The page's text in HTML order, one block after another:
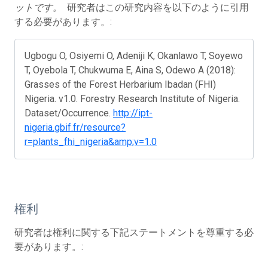
ットです。
研究者はこの研究内容を以下のように引用
する必要があります。:
Ugbogu O, Osiyemi O, Adeniji K, Okanlawo T, Soyewo
T, Oyebola T, Chukwuma E, Aina S, Odewo A (2018):
Grasses of the Forest Herbarium Ibadan (FHI)
Nigeria. v1.0. Forestry Research Institute of Nigeria.
Dataset/Occurrence. http://ipt-
nigeria.gbif.fr/resource?
r=plants_fhi_nigeria&amp;v=1.0
権利
研究者は権利に関する下記ステートメントを尊重する必
要があります。: